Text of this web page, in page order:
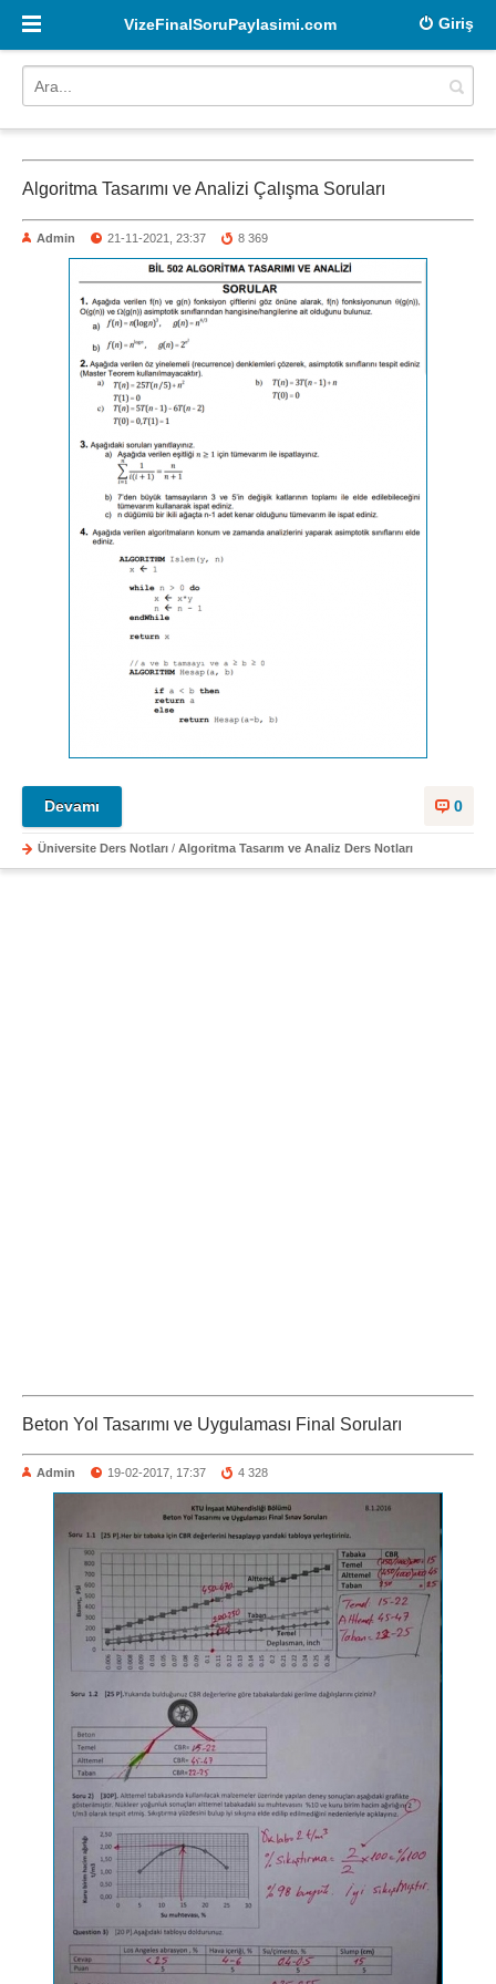
Giriş
VizeFinalSoruPaylasimi.com
Algoritma Tasarımı ve Analizi Çalışma Soruları
Admin 21-11-2021, 23:37 8 369
0
Devamı
Üniversite Ders Notları / Algoritma Tasarım ve Analiz Ders Notları
Beton Yol Tasarımı ve Uygulaması Final Soruları
Admin 19-02-2017, 17:37 4 328